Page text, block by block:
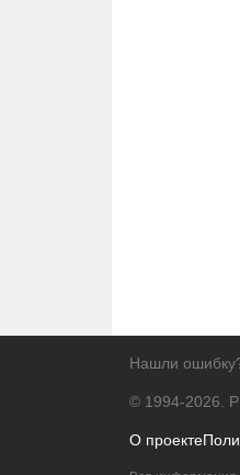
Нашли
© 1994-2026.
О проекте